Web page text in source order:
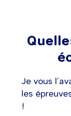
Je vous
les
!